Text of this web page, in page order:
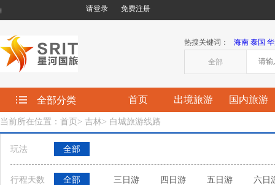
欢迎您来到星河国际旅行社有限责任公司!
请登录 免费注册
热搜关键词： 海南 泰国
全部
全部分类 首页 出境旅游 国内旅游
当前所在位置：首页 > 吉林> 白城旅游线路
玩法 全部
行程天数 全部 三日游 四日游 五日游 六日